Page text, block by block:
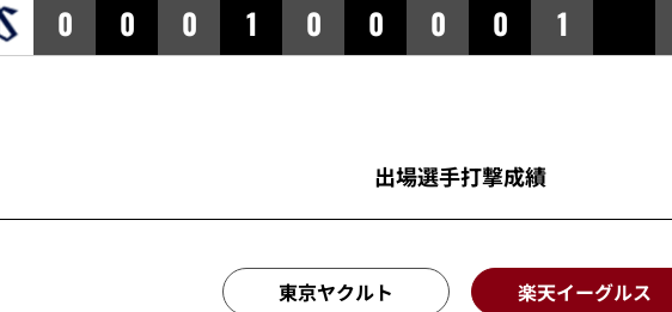
0
0 0 1 0 0 0 0 1
出場選手打撃成績
東京ヤクルト 楽天イーグルス